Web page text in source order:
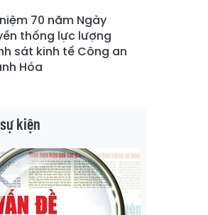
70 năm Ngày
thống lực lượng
sát kinh tế Công an
Hóa
kiện